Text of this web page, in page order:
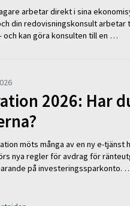
arbetar direkt i sina
din redovisningskonsult arbetar
och kan göra konsulten till en …
2026: Har
möts många av en ny e-tjänst
nya regler för avdrag för
på investeringssparkonto.